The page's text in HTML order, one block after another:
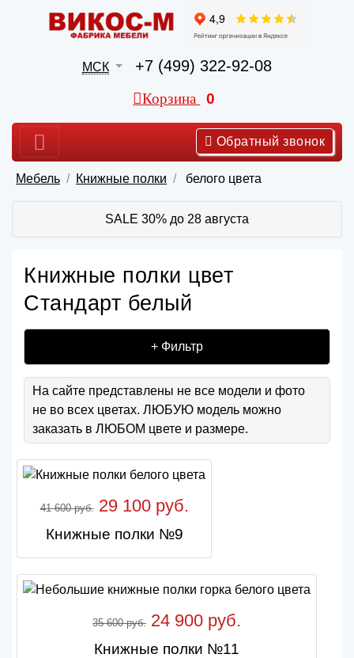
МСК +7 (499) 322-92-08
Корзина 0
Обратный звонок
Мебель Книжные полки белого цвета
SALE 30% до 28 августа
Книжные полки цвет
Стандарт белый
+ Фильтр
На сайте представлены не все модели и фото
не во всех цветах. ЛЮБУЮ модель можно
заказать в ЛЮБОМ цвете и размере.
41 600 руб.29 100 руб.
Книжные полки №9
35 600 руб. 24 900 руб.
Книжные полки №11